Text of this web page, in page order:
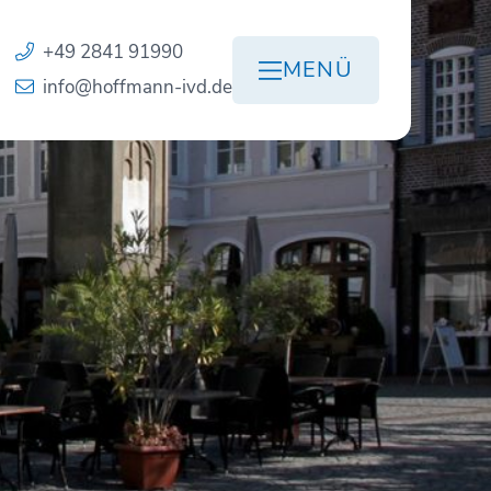
+49 2841 91990
info@hoffmann-ivd.de
MENÜ